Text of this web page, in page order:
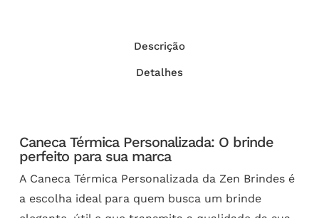
Descrição
Detalhes
Caneca Térmica Personalizada: O brinde
perfeito para sua marca
A Caneca Térmica Personalizada da Zen Brindes é
a escolha ideal para quem busca um brinde